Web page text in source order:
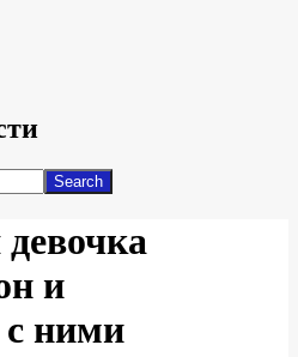
и
ними